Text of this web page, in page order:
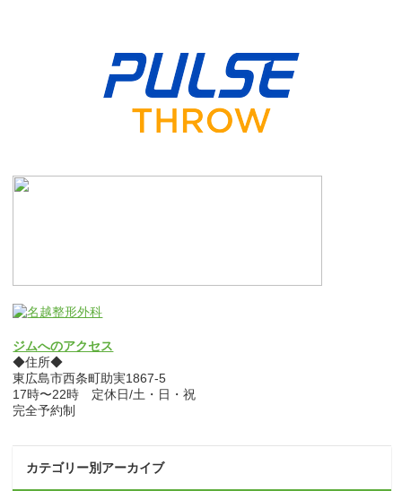
ジムへのアクセス
◆住所◆
東広島市西条町助実1867-5
17時〜22時 定休日/土・日・祝
完全予約制
カテゴリー別アーカイブ